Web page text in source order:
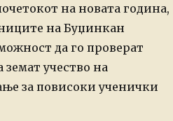
на новата година,
на Буџинкан
да го проверат
земат учество на
за повисоки ученички